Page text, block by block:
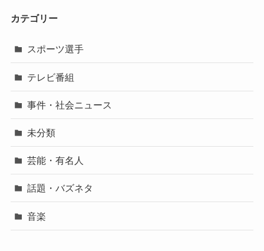
カテゴリー
スポーツ選手
テレビ番組
事件・社会ニュース
未分類
芸能・有名人
話題・バズネタ
音楽